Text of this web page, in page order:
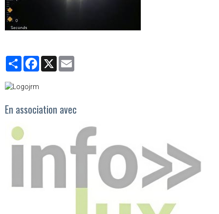
PartagerFacebook
X
En association avec